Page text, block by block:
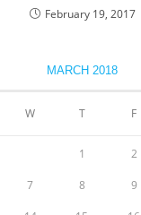
February 19, 2017
MARCH 2018
W T F
1 2
7 8 9